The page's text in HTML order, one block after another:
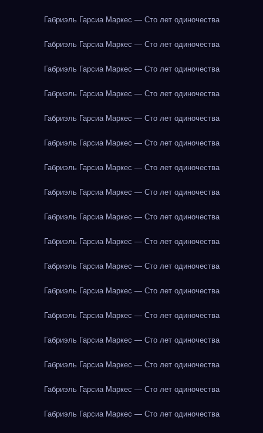
Габриэль Гарсиа Маркес — Сто лет одиночества
Габриэль Гарсиа Маркес — Сто лет одиночества
Габриэль Гарсиа Маркес — Сто лет одиночества
Габриэль Гарсиа Маркес — Сто лет одиночества
Габриэль Гарсиа Маркес — Сто лет одиночества
Габриэль Гарсиа Маркес — Сто лет одиночества
Габриэль Гарсиа Маркес — Сто лет одиночества
Габриэль Гарсиа Маркес — Сто лет одиночества
Габриэль Гарсиа Маркес — Сто лет одиночества
Габриэль Гарсиа Маркес — Сто лет одиночества
Габриэль Гарсиа Маркес — Сто лет одиночества
Габриэль Гарсиа Маркес — Сто лет одиночества
Габриэль Гарсиа Маркес — Сто лет одиночества
Габриэль Гарсиа Маркес — Сто лет одиночества
Габриэль Гарсиа Маркес — Сто лет одиночества
Габриэль Гарсиа Маркес — Сто лет одиночества
Габриэль Гарсиа Маркес — Сто лет одиночества